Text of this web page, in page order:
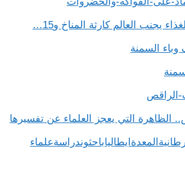
يجنب العالم كارثة المناخ و15…
الظاهرة التي يعجز العلماء عن تفسيرها
المعدة ايطالياباحثوندراسةعلماء